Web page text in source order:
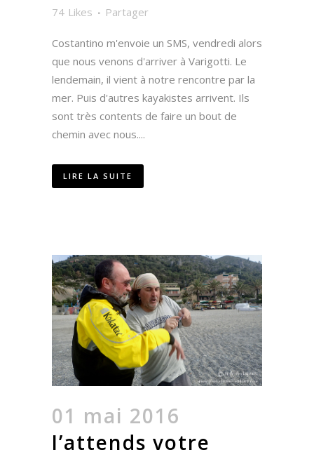
74 Likes Partager
Costantino m'envoie un SMS, vendredi alors
que nous venons d'arriver à Varigotti. Le
lendemain, il vient à notre rencontre par la
mer. Puis d'autres kayakistes arrivent. Ils
sont très contents de faire un bout de
chemin avec nous....
LIRE LA SUITE
01 mai 2016
J’attends votre